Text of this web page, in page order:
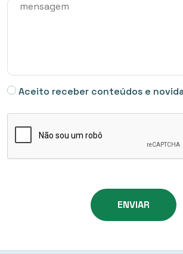
Aceito receber conteúdos e
ENVIAR